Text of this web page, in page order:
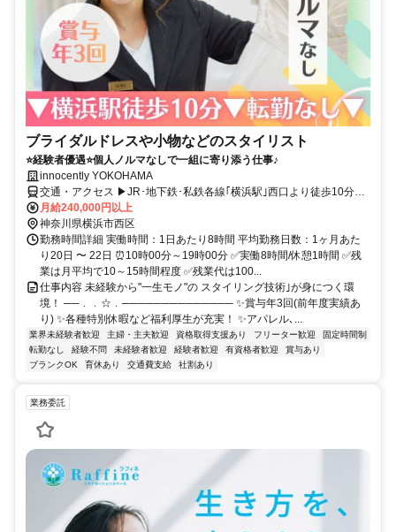
ブライダルドレスや小物などのスタイリスト
⭐経験者優遇⭐個人ノルマなしで一組に寄り添う仕事♪
innocently YOKOHAMA
交通・アクセス ▶JR･地下鉄･私鉄各線｢横浜駅｣西口より徒歩10分▶
ジョイナス南9出口より徒歩8分
月給240,000円以上
神奈川県横浜市西区
勤務時間詳細 実働時間：1日あたり8時間 平均勤務日数：1ヶ月あた
り20日 〜 22日 ⏰10時00分～19時00分 ✅実働8時間/休憩1時間 ✅残
業は月平均で10～15時間程度 ✅残業代は100...
仕事内容 未経験から"一生モノ"の スタイリング技術｣が身につく環
境！ ──﹒﹒☆﹒────────────── ✨賞与年3回(前年度実績あ
り) ✨各種特別休暇など福利厚生が充実！ ✨アパレル､...
業界未経験者歓迎 主婦・主夫歓迎 資格取得支援あり フリーター歓迎
固定時間制
転勤なし
経験不問 未経験者歓迎 経験者歓迎 有資格者歓迎
賞与あり
ブランクOK
育休あり 交通費支給 社割あり
業務委託